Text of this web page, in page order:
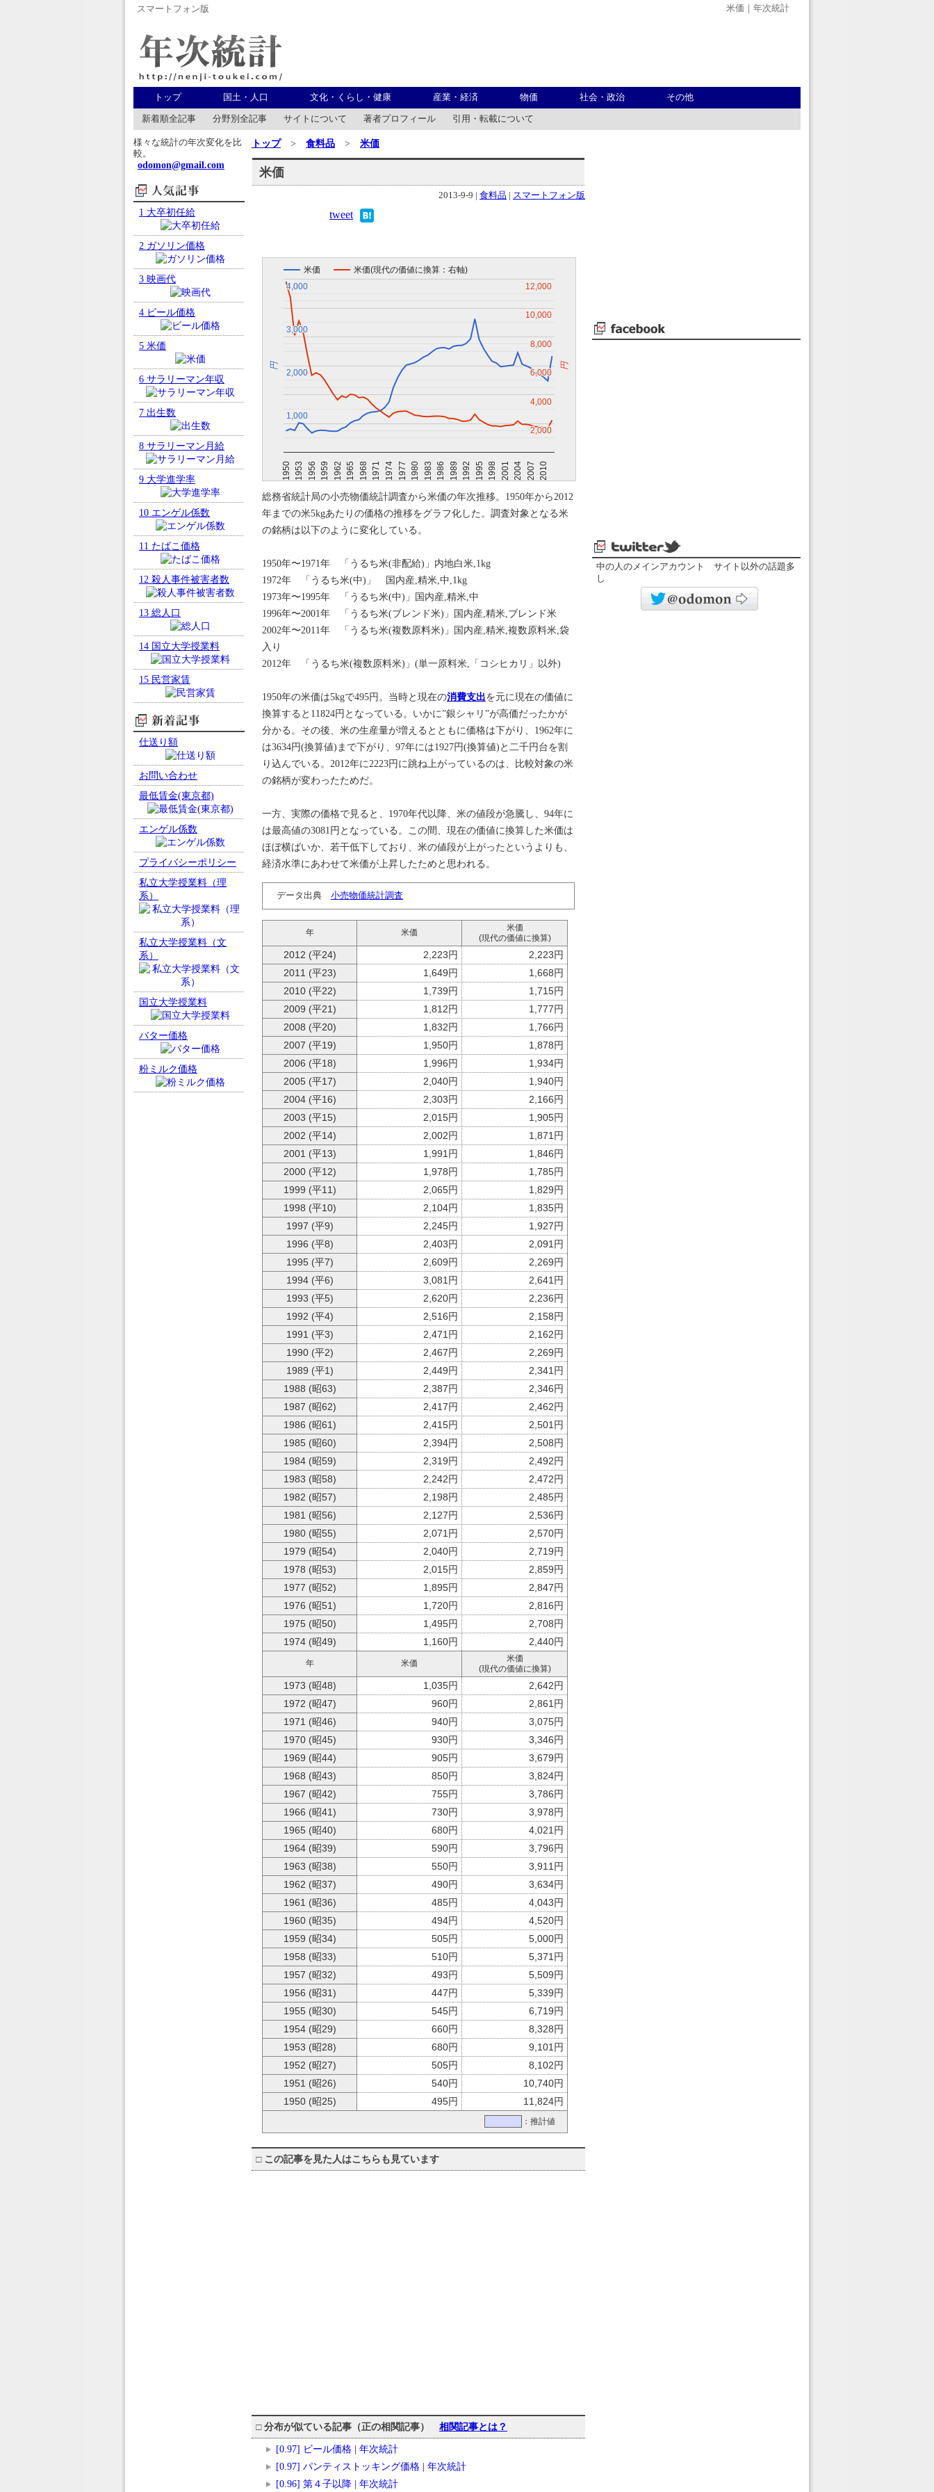
スマートフォン版 米価｜年次統計
年次統計
トップ 国土・人口 文化・くらし・健康 産業・経済 物価 社会・政治 その他
新着順全記事 分野別全記事 サイトについて 著者プロフィール 引用・転載について
トップ> 食料品 > 米価
米価
2013-9-9 | 食料品 スマートフォン版
tweet
米価 米価(現代の価値に換算：右軸)
1950 1953 1956 1959 1962 1965 1968 1971 1974 1977 1980 1983 1986 1989 1992 1995 1998 2001 2004 2007 2010
1,000
1,000
2,000
2,000
3,000
3,000
4,000
4,000
2,000
2,000
4,000
4,000
6,000
6,000
8,000
8,000
10,000
10,000
12,000
12,000
円 円
総務省統計局の小売物価統計調査から米価の年次推移。1950年から2012
年までの米5kgあたりの価格の推移をグラフ化した。調査対象となる米
の銘柄は以下のように変化している。
1950年〜1971年 「うるち米(非配給)」内地白米,1kg
1972年 「うるち米(中)」 国内産,精米,中,1kg
1973年〜1995年 「うるち米(中)」国内産,精米,中
1996年〜2001年 「うるち米(ブレンド米)」国内産,精米,ブレンド米
2002年〜2011年 「うるち米(複数原料米)」国内産,精米,複数原料米,袋
入り
2012年 「うるち米(複数原料米)」(単一原料米,「コシヒカリ」以外)
1950年の米価は5kgで495円。当時と現在の消費支出を元に現在の価値に
換算すると11824円となっている。いかに”銀シャリ”が高価だったかが
分かる。その後、米の生産量が増えるとともに価格は下がり、1962年に
は3634円(換算値)まで下がり、97年には1927円(換算値)と二千円台を割
り込んでいる。2012年に2223円に跳ね上がっているのは、比較対象の米
の銘柄が変わったためだ。
一方、実際の価格で見ると、1970年代以降、米の値段が急騰し、94年に
は最高値の3081円となっている。この間、現在の価値に換算した米価は
ほぼ横ばいか、若干低下しており、米の値段が上がったというよりも、
経済水準にあわせて米価が上昇したためと思われる。
データ出典 小売物価統計調査
年 米価
米価
(現代の価値に換算)
2012 (平24) 2,223円
2,223円
2011 (平23)
1,649円
1,668円
2010 (平22)
1,739円
1,715円
2009 (平21)
1,812円
1,777円
2008 (平20)
1,832円
1,766円
2007 (平19)
1,950円
1,878円
2006 (平18)
1,996円
1,934円
2005 (平17)
2,040円
1,940円
2004 (平16)
2,303円
2,166円
2003 (平15)
2,015円
1,905円
2002 (平14)
2,002円
1,871円
2001 (平13)
1,991円
1,846円
2000 (平12)
1,978円
1,785円
1999 (平11)
2,065円
1,829円
1998 (平10)
2,104円
1,835円
1997 (平9)
2,245円
1,927円
1996 (平8)
2,403円
2,091円
1995 (平7)
2,609円
2,269円
1994 (平6)
3,081円
2,641円
1993 (平5)
2,620円
2,236円
1992 (平4)
2,516円
2,158円
1991 (平3)
2,471円
2,162円
1990 (平2)
2,467円
2,269円
1989 (平1)
2,449円
2,341円
1988 (昭63)
2,387円
2,346円
1987 (昭62)
2,417円
2,462円
1986 (昭61)
2,415円
2,501円
1985 (昭60)
2,394円
2,508円
1984 (昭59)
2,319円
2,492円
1983 (昭58)
2,242円
2,472円
1982 (昭57)
2,198円
2,485円
1981 (昭56)
2,127円
2,536円
1980 (昭55)
2,071円
2,570円
1979 (昭54)
2,040円
2,719円
1978 (昭53)
2,015円
2,859円
1977 (昭52)
1,895円
2,847円
1976 (昭51)
1,720円
2,816円
1975 (昭50)
1,495円
2,708円
1974 (昭49)
1,160円 2,440円
年 米価
米価
(現代の価値に換算)
1973 (昭48) 1,035円
2,642円
1972 (昭47)
960円
2,861円
1971 (昭46)
940円
3,075円
1970 (昭45)
930円
3,346円
1969 (昭44)
905円
3,679円
1968 (昭43)
850円
3,824円
1967 (昭42)
755円
3,786円
1966 (昭41)
730円
3,978円
1965 (昭40)
680円
4,021円
1964 (昭39)
590円
3,796円
1963 (昭38)
550円
3,911円
1962 (昭37)
490円
3,634円
1961 (昭36)
485円
4,043円
1960 (昭35)
494円
4,520円
1959 (昭34)
505円
5,000円
1958 (昭33)
510円
5,371円
1957 (昭32)
493円
5,509円
1956 (昭31)
447円
5,339円
1955 (昭30)
545円
6,719円
1954 (昭29)
660円
8,328円
1953 (昭28)
680円
9,101円
1952 (昭27)
505円
8,102円
1951 (昭26)
540円
10,740円
1950 (昭25)
495円 11,824円
：推計値
□この記事を見た人はこちらも見ています
□分布が似ている記事（正の相関記事） 相関記事とは？
[0.97] ビール価格 | 年次統計
[0.97] パンティストッキング価格 | 年次統計
[0.96] 第４子以降 | 年次統計
facebook
twitter
中の人のメインアカウント サイト以外の話題多
し
odomonのツイッター
様々な統計の年次変化を比
較。
odomon@gmail.com
人気記事
1 大卒初任給
2 ガソリン価格
3 映画代
4 ビール価格
5 米価
6 サラリーマン年収
7 出生数
8 サラリーマン月給
9 大学進学率
10 エンゲル係数
11 たばこ価格
12 殺人事件被害者数
13 総人口
14 国立大学授業料
15 民営家賃
新着記事
仕送り額
お問い合わせ
最低賃金(東京都)
エンゲル係数
プライバシーポリシー
私立大学授業料（理
系）
私立大学授業料（文
系）
国立大学授業料
バター価格
粉ミルク価格